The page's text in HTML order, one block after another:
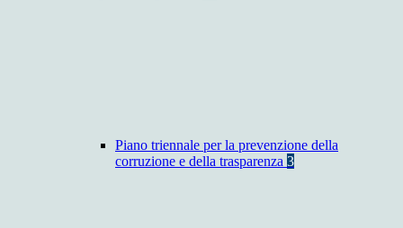
Piano triennale per la prevenzione della
corruzione e della trasparenza 3